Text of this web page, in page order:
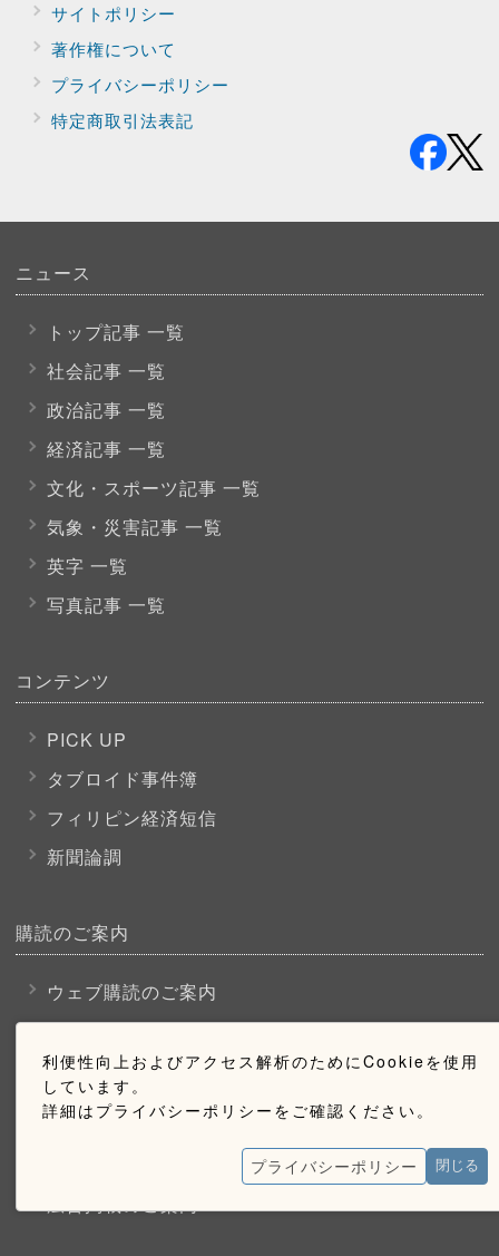
利便性向上およびアクセス解析のためにCookieを使用
しています。
詳細はプライバシーポリシーをご確認ください。
プライバシーポリシー 閉じる
サイトポリシー
著作権について
プライバシーポリシー
特定商取引法表記
ニュース
トップ記事 一覧
社会記事 一覧
政治記事 一覧
経済記事 一覧
文化・スポーツ記事 一覧
気象・災害記事 一覧
英字 一覧
写真記事 一覧
コンテンツ
PICK UP
タブロイド事件簿
フィリピン経済短信
新聞論調
購読のご案内
ウェブ購読のご案内
お問い合わせ
採用情報
広告掲載のご案内